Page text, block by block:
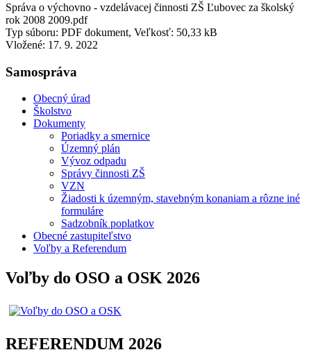
Správa o výchovno - vzdelávacej činnosti ZŠ Ľubovec za školský
rok 2008 2009.pdf
Typ súboru: PDF dokument, Veľkosť: 50,33 kB
Vložené: 17. 9. 2022
Samospráva
Obecný úrad
Školstvo
Dokumenty
Poriadky a smernice
Územný plán
Vývoz odpadu
Správy činnosti ZŠ
VZN
Žiadosti k územným, stavebným konaniam a rôzne iné
formuláre
Sadzobník poplatkov
Obecné zastupiteľstvo
Voľby a Referendum
Voľby do OSO a OSK 2026
REFERENDUM 2026